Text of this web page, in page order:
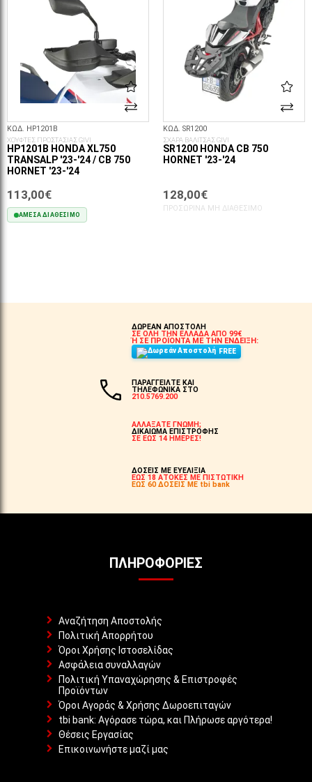
ΚΩΔ. HP1201B
ΧΟΥΦΤΕΣ ΠΡΟΣΤΑΣΙΑΣ GIVI
HP1201B HONDA XL750
TRANSALP '23-'24 / CB 750
HORNET '23-'24
113,00€
ΆΜΕΣΑ ΔΙΑΘΈΣΙΜΟ
ΚΩΔ. SR1200
ΣΧΑΡΑ ΒΑΛΙΤΣΑΣ GIVI
SR1200 HONDA CB 750
HORNET '23-'24
128,00€
ΠΡΟΣΩΡΙΝΆ ΜΗ ΔΙΑΘΈΣΙΜΟ
ΔΩΡΕΑΝ ΑΠΟΣΤΟΛΗ
ΣΕ ΟΛΗ ΤΗΝ ΕΛΛΑΔΑ ΑΠΟ 99€
Ή ΣΕ ΠΡΟΪΟΝΤΑ ΜΕ ΤΗΝ ΕΝΔΕΙΞΗ:
FREE
ΠΑΡΑΓΓΕΙΛΤΕ ΚΑΙ
ΤΗΛΕΦΩΝΙΚΑ ΣΤΟ
210.5769.200
ΑΛΛΑΞΑΤΕ ΓΝΩΜΗ;
ΔΙΚΑΙΩΜΑ ΕΠΙΣΤΡΟΦΗΣ
ΣΕ ΕΩΣ 14 ΗΜΕΡΕΣ!
ΔΟΣΕΙΣ ΜΕ ΕΥΕΛΙΞΙΑ
ΕΩΣ 18 ΑΤΟΚΕΣ ΜΕ ΠΙΣΤΩΤΙΚΗ
ΕΩΣ 60 ΔΟΣΕΙΣ ΜΕ tbi bank
ΠΛΗΡΟΦΟΡΊΕΣ
Αναζήτηση Αποστολής
Πολιτική Απορρήτου
Όροι Χρήσης Ιστοσελίδας
Ασφάλεια συναλλαγών
Πολιτική Υπαναχώρησης & Επιστροφές
Προϊόντων
Όροι Αγοράς & Χρήσης Δωροεπιταγών
tbi bank: Αγόρασε τώρα, και Πλήρωσε αργότερα!
Θέσεις Εργασίας
Επικοινωνήστε μαζί μας